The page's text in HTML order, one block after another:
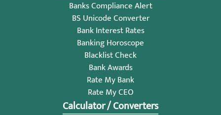
Banks Compliance Alert
BS Unicode Converter
Bank Interest Rates
Banking Horoscope
Blacklist Check
Bank Awards
Rate My Bank
Rate My CEO
Calculator / Converters